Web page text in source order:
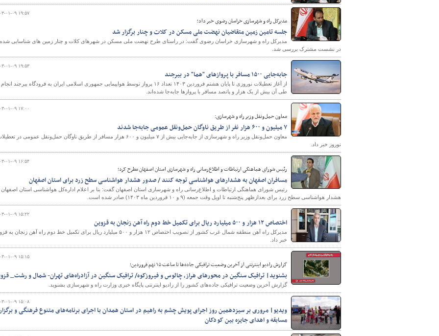
۱۴۰۳-۰۱-۰۹
مدیرکل راه و شهرسازی خراسان رضوی خبر داد؛
جلسه تامین زمین متقاضیان نهضت ملی مسکن در کلات و چنار برگزار شد
مدیرکل راه و شهرسازی خراسان رضوی گفت: در راستای طرح نهضت ملی مسکن در شهرهای کلات و چنار زمین های شناسایی
در نشست مشترک بررسی شد.
۱۴۰۳-۰۱-۰۹
جابه‌جایی ۱۵۰۰ مسافر با پروازهای "هما" در بیرجند
از آغاز تعطیلات نوروزی تا پایان هشتم فروردین ۱۴۰۳ تعداد ۱۶ پرواز توسط هواپیمایی جمهوری اسلامی ایران به فرودگاه بیرجند
طی آن بیش از یک هزار و پانصد مسافر با پروازها جابه‌جا شده‌اند.
۱۴۰۳-۰۱-۰۹
معاون حمل‌ونقل وزیر راه و شهرسازی:
۷ میلیون و ۶۰۰ هزار نفر از طریق ناوگان حمل‌ونقل عمومی جابه‌جا شدند
معاون حمل‌ونقل وزیر راه و شهرسازی از جابه‌جایی بیش از ۷ میلیون و ۶۰۰ هزار مسافر از طریق ناوگان حمل‌ونقل عمومی در
نوروز خبر داد.
۱۴۰۳-۰۱-۰۹
رئیس شورای هماهنگی ارتباطات و اطلاع‌رسانی راه و شهرسازی استان اصفهان مطرح کرد؛
مسافران اصفهان به هشدارهای هواشناسی توجه کنند / صدور هشدار هواشناسی سطح زرد برای استان اصفهان
رئیس شورای هماهنگی ارتباطات و اطلاع‌رسانی راه و شهرسازی استان اصفهان گفت: بنا بر اعلام اداره‌کل هواشناسی استان اصفهان
هشدار هواشناسی سطح زرد برای بعدازظهر پنج‌شنبه تا اویل وقت جمعه (۹ و ۱۰ فروردین ماه ۱۴۰۳) صادر شده است.
۱۴۰۳-۰۱-۰۹
اختصاص ۱۲ هزار و ۵۰۰ میلیارد ریال برای تکمیل خط دوم راه آهن زنجان به قزوین
مدیرکل راه آهن منطقه شمال غرب کشور از تصویب اختصاص ۱۲ هزار و ۵۰۰ میلیارد ریال برای تکمیل خط دوم راه آهن زنجان به
خبر داد.
۱۴۰۳-۰۱-۰۹
گزارش رادیو اینترنتی از آخرین وضعیت ترافیکی جاده‌ها تا ساعت ۱۵ نهم فروردین؛
بشنوید| ترافیک سنگین در محورهای هراز، چالوس و فیروزکوه/ ترافیک سنگین در آزادراه‌های تهران- شمال و رشت_
گزارش آخرین وضعیت ترافیکی جاده‌های کشور را از رادیو اینترنتی پایگاه خبری وزارت راه و شهرسازی بشنوید.
۱۴۰۳-۰۱-۰۹
ویدیو| مروری بر سیزدهمین روز اجرای پویش چشم به راهیم در استان همدان با اجرای برنامه‌های متنوع فرهنگی و
مسابقه و اهدای جایزه بین کودکان